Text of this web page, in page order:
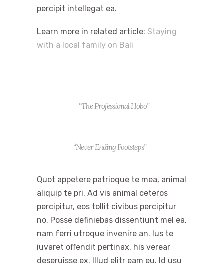
percipit intellegat ea.
Learn more in related article: Staying
with a local family on Bali
“The Professional Hobo”
“Never Ending Footsteps”
Quot appetere patrioque te mea, animal
aliquip te pri. Ad vis animal ceteros
percipitur, eos tollit civibus percipitur
no. Posse definiebas dissentiunt mel ea,
nam ferri utroque invenire an. Ius te
iuvaret offendit pertinax, his verear
deseruisse ex. Illud elitr eam eu. Id usu